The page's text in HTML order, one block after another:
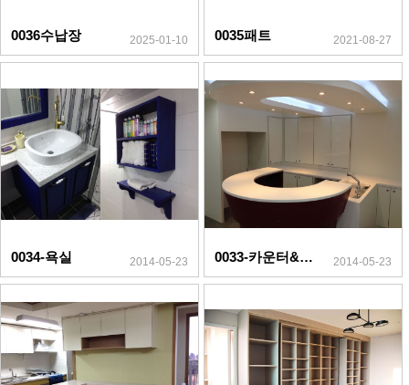
0036수납장 2025-01-10 0035패트 2021-08-27
0034-욕실 2014-05-23 0033-카운터&수납장 2014-05-23